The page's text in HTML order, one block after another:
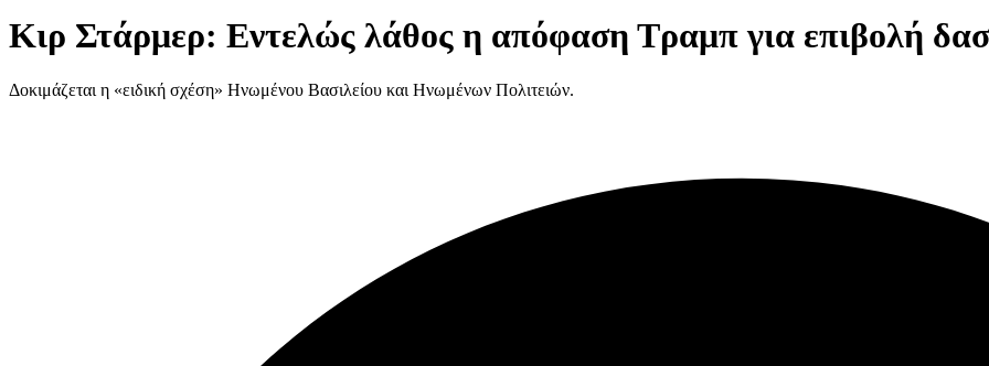
Κιρ Στάρμερ: Εντελώς λάθος η απόφαση Τραμπ για επιβολή
Δοκιμάζεται η «ειδική σχέση» Ηνωμένου Βασιλείου και Ηνωμένων Πολιτειών.